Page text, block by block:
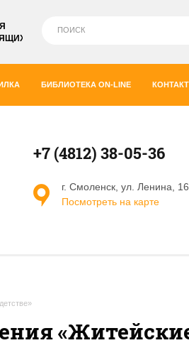
БИБЛИОТЕКА ON-LINE
+7 (4812) 38-05-36
г. Смоленск, ул. Ленина,
Посмотреть на карте